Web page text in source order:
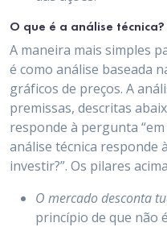
O que é a análise técnica?
A maneira mais simples
é como análise baseada
gráficos de preços. A
premissas, descritas
responde à pergunta
análise técnica responde
investir?”. Os pilares
O mercado desconta
princípio de que não